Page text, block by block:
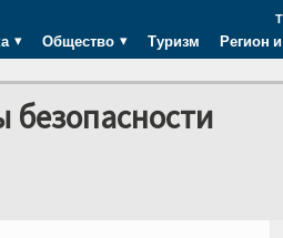
Общество Туризм Регион
безопасности